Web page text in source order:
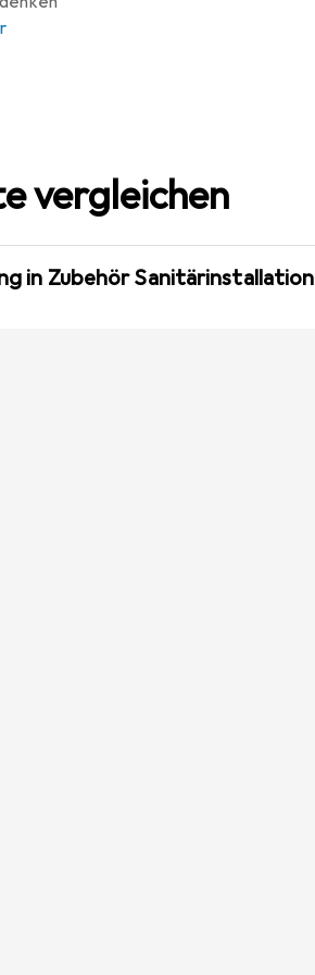
vergleichen
in Zubehör Sanitärinstallation